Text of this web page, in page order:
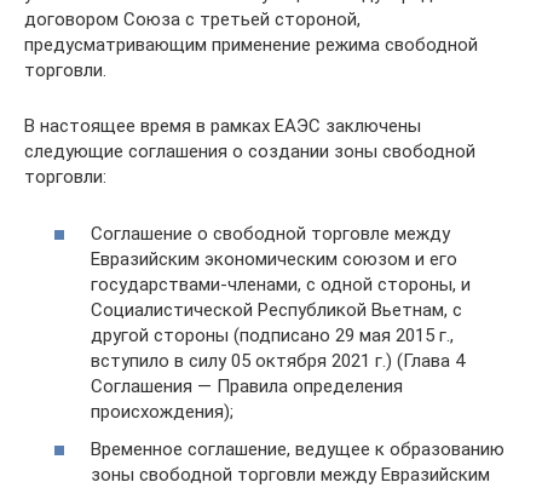
договором Союза с третьей стороной,
предусматривающим применение режима свободной
торговли.
В настоящее время в рамках ЕАЭС заключены
следующие соглашения о создании зоны свободной
торговли:
Соглашение о свободной торговле между
Евразийским экономическим союзом и его
государствами-членами, с одной стороны, и
Социалистической Республикой Вьетнам, с
другой стороны (подписано 29 мая 2015 г.,
вступило в силу 05 октября 2021 г.) (Глава 4
Соглашения — Правила определения
происхождения);
Временное соглашение, ведущее к образованию
зоны свободной торговли между Евразийским